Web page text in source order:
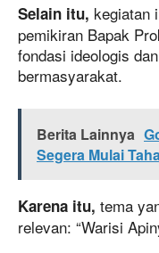
Selain itu, kegiatan
pemikiran Bapak
fondasi ideologis
bermasyarakat.
Berita Lainnya
Segera Mulai
Karena itu, tema
relevan: “Warisi